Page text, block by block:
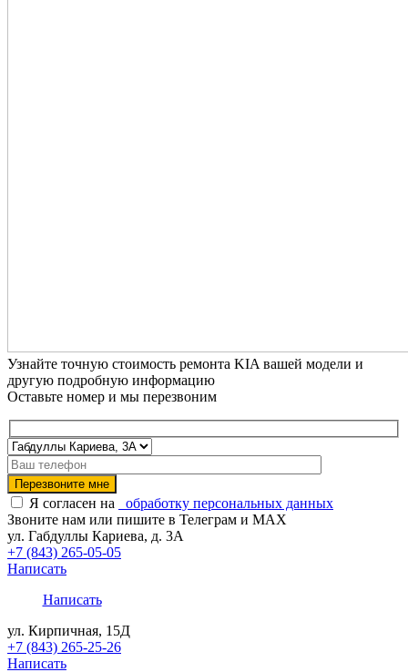
Узнайте точную стоимость ремонта KIA вашей модели и
другую подробную информацию
Оставьте номер и мы перезвоним
Я согласен на
обработку персональных данных
Звоните нам или пишите в Телеграм и MAX
ул. Габдуллы Кариева, д. 3А
+7 (843) 265-05-05
Написать
Написать
ул. Кирпичная, 15Д
+7 (843) 265-25-26
Написать